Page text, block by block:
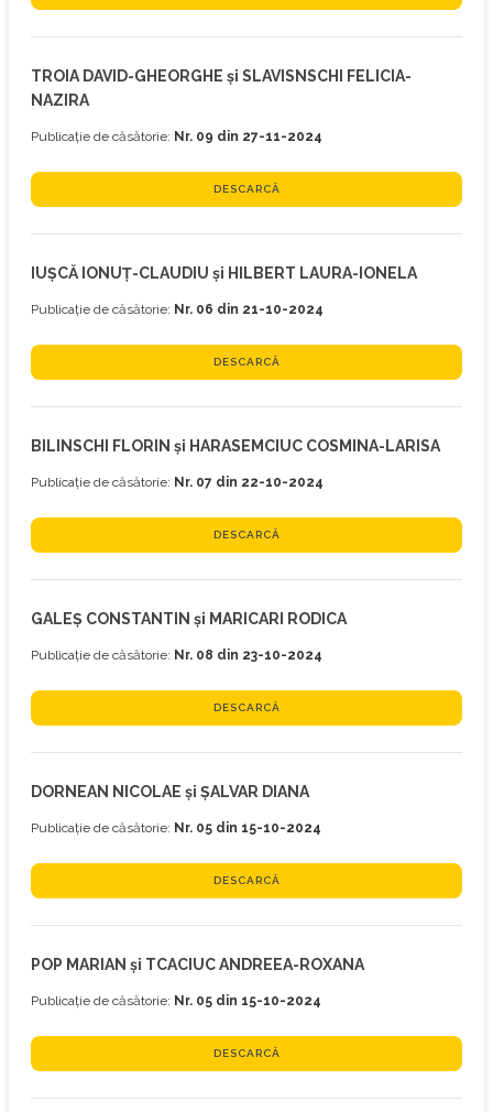
TROIA DAVID-GHEORGHE și SLAVISNSCHI FELICIA-
NAZIRA
Publicație de căsătorie: Nr. 09 din 27-11-2024
DESCARCĂ
IUŞCĂ IONUŢ-CLAUDIU și HILBERT LAURA-IONELA
Publicație de căsătorie: Nr. 06 din 21-10-2024
DESCARCĂ
BILINSCHI FLORIN și HARASEMCIUC COSMINA-LARISA
Publicație de căsătorie: Nr. 07 din 22-10-2024
DESCARCĂ
GALEȘ CONSTANTIN și MARICARI RODICA
Publicație de căsătorie: Nr. 08 din 23-10-2024
DESCARCĂ
DORNEAN NICOLAE și ȘALVAR DIANA
Publicație de căsătorie: Nr. 05 din 15-10-2024
DESCARCĂ
POP MARIAN și TCACIUC ANDREEA-ROXANA
Publicație de căsătorie: Nr. 05 din 15-10-2024
DESCARCĂ